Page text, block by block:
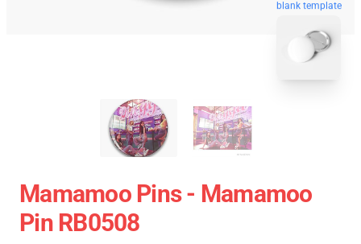
blank template
Mamamoo Pins - Mamamoo
Pin RB0508